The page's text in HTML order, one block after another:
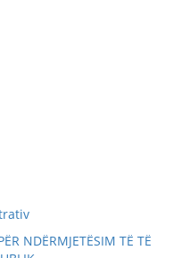
NDËRMJETËSIM TË TË